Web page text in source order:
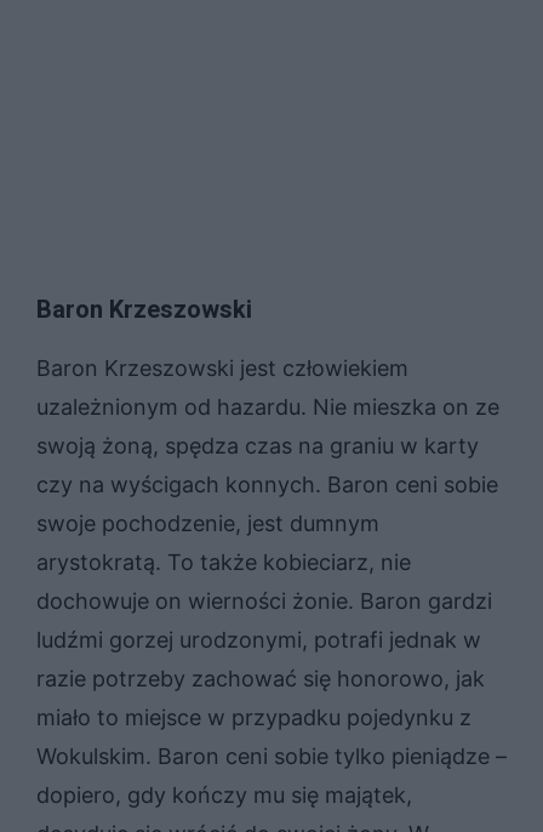
Baron Krzeszowski
Baron Krzeszowski jest człowiekiem
uzależnionym od hazardu. Nie mieszka on ze
swoją żoną, spędza czas na graniu w karty
czy na wyścigach konnych. Baron ceni sobie
swoje pochodzenie, jest dumnym
arystokratą. To także kobieciarz, nie
dochowuje on wierności żonie. Baron gardzi
ludźmi gorzej urodzonymi, potrafi jednak w
razie potrzeby zachować się honorowo, jak
miało to miejsce w przypadku pojedynku z
Wokulskim. Baron ceni sobie tylko pieniądze –
dopiero, gdy kończy mu się majątek,